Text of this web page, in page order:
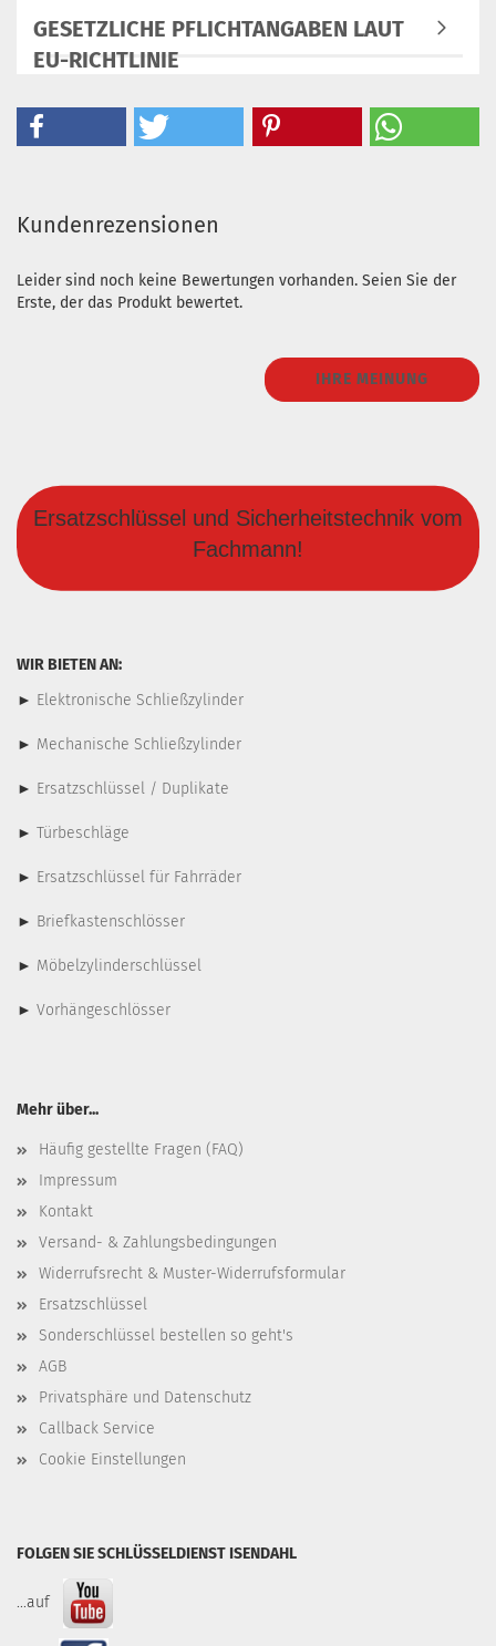
GESETZLICHE PFLICHTANGABEN LAUT
EU-RICHTLINIE
Kundenrezensionen
Leider sind noch keine Bewertungen vorhanden. Seien Sie der
Erste, der das Produkt bewertet.
IHRE MEINUNG
Ersatzschlüssel und Sicherheitstechnik vom
Fachmann!
WIR BIETEN AN:
► Elektronische Schließzylinder
► Mechanische Schließzylinder
► Ersatzschlüssel / Duplikate
► Türbeschläge
► Ersatzschlüssel für Fahrräder
► Briefkastenschlösser
► Möbelzylinderschlüssel
► Vorhängeschlösser
Mehr über...
Häufig gestellte Fragen (FAQ)
Impressum
Kontakt
Versand- & Zahlungsbedingungen
Widerrufsrecht & Muster-Widerrufsformular
Ersatzschlüssel
Sonderschlüssel bestellen so geht's
AGB
Privatsphäre und Datenschutz
Callback Service
Cookie Einstellungen
FOLGEN SIE SCHLÜSSELDIENST ISENDAHL
...auf